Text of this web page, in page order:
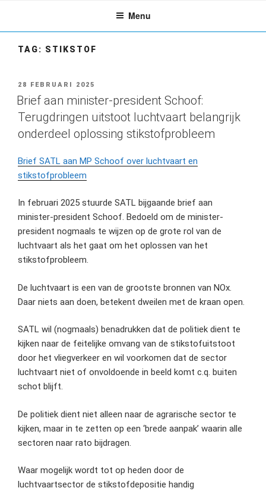
de
inhoud
Menu
TAG: STIKSTOF
GEPLAATST
OP
28 FEBRUARI 2025
Brief aan minister-president Schoof:
Terugdringen uitstoot luchtvaart belangrijk
onderdeel oplossing stikstofprobleem
Brief SATL aan MP Schoof over luchtvaart en
stikstofprobleem
In februari 2025 stuurde SATL bijgaande brief aan
minister-president Schoof. Bedoeld om de minister-
president nogmaals te wijzen op de grote rol van de
luchtvaart als het gaat om het oplossen van het
stikstofprobleem.
De luchtvaart is een van de grootste bronnen van NOx.
Daar niets aan doen, betekent dweilen met de kraan open.
SATL wil (nogmaals) benadrukken dat de politiek dient te
kijken naar de feitelijke omvang van de stikstofuitstoot
door het vliegverkeer en wil voorkomen dat de sector
luchtvaart niet of onvoldoende in beeld komt c.q. buiten
schot blijft.
De politiek dient niet alleen naar de agrarische sector te
kijken, maar in te zetten op een ‘brede aanpak’ waarin alle
sectoren naar rato bijdragen.
Waar mogelijk wordt tot op heden door de
luchtvaartsector de stikstofdepositie handig